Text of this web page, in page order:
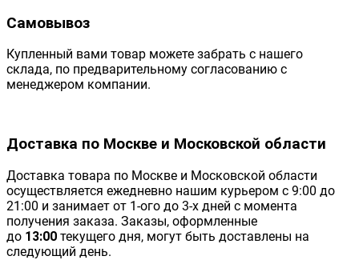
Самовывоз
Купленный вами товар можете забрать с нашего
склада, по предварительному согласованию с
менеджером компании.
Доставка по Москве и Московской области
Доставка товара по Москве и Московской области
осуществляется ежедневно нашим курьером с 9:00 до
21:00 и занимает от 1-ого до 3-х дней с момента
получения заказа. Заказы, оформленные
до 13:00 текущего дня, могут быть доставлены на
следующий день.